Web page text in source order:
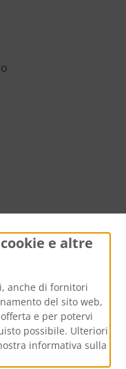
e altre
anche di fornitori
del sito web,
e per potervi
possibile. Ulteriori
informativa sulla